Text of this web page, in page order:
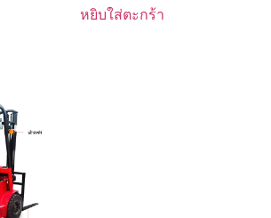
หยิบใส่ตะกร้า